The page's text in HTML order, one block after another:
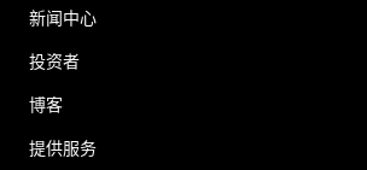
新闻中心
投资者
博客
提供服务